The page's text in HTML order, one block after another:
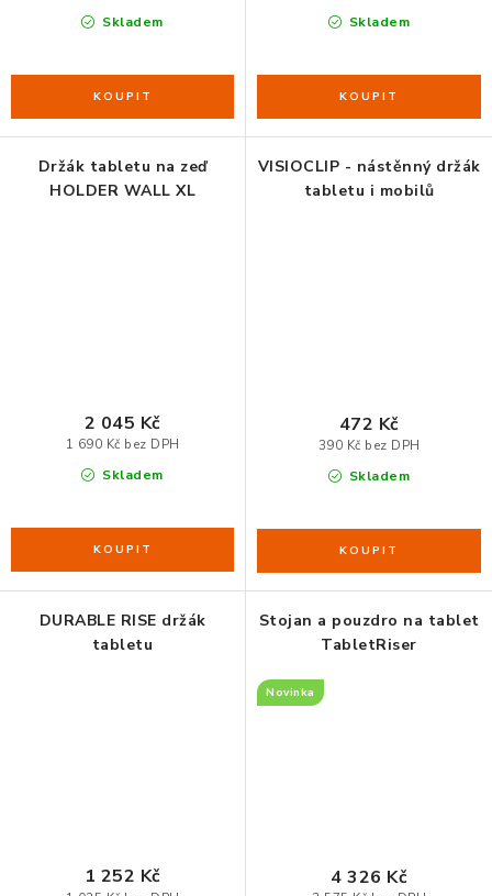
Skladem Skladem
Držák tabletu na zeď
HOLDER WALL XL
Skladem
1 690 Kč bez DPH
2 045 Kč
VISIOCLIP - nástěnný držák
tabletu i mobilů
Skladem
390 Kč bez DPH
472 Kč
DURABLE RISE držák
tabletu
1 252 Kč
Stojan a pouzdro na tablet
TabletRiser
Novinka
4 326 Kč